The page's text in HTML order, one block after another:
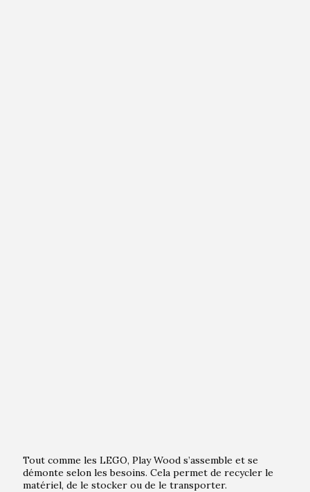
Tout comme les LEGO, Play Wood s’assemble et se
démonte selon les besoins. Cela permet de recycler le
matériel, de le stocker ou de le transporter.